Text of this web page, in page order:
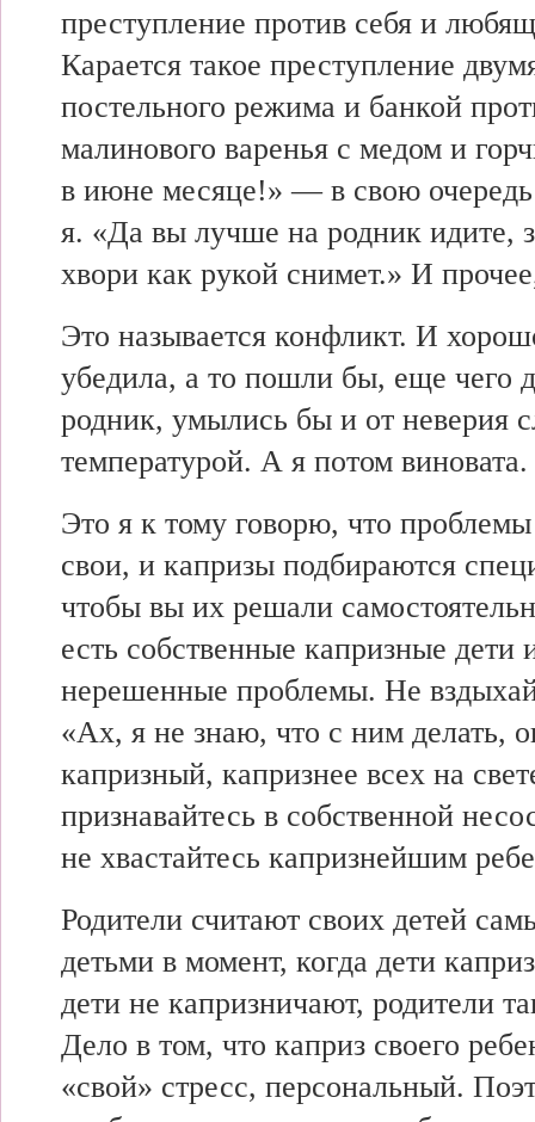
преступление против себя и
Карается такое преступление
постельного режима и банкой
малинового варенья с медом и
в июне месяце!» — в свою очередь
я. «Да вы лучше на родник идите,
хвори как рукой снимет.» И
Это называется конфликт. И
убедила, а то пошли бы, еще чего
родник, умылись бы и от неверия
температурой. А я потом виновата.
Это я к тому говорю, что
свои, и капризы подбираются
чтобы вы их решали
есть собственные капризные дети
нерешенные проблемы. Не
«Ах, я не знаю, что с ним делать,
капризный, капризнее всех на
признавайтесь в собственной
не хвастайтесь капризнейшим
Родители считают своих детей
детьми в момент, когда дети
дети не капризничают, родители
Дело в том, что каприз своего
«свой» стресс, персональный.